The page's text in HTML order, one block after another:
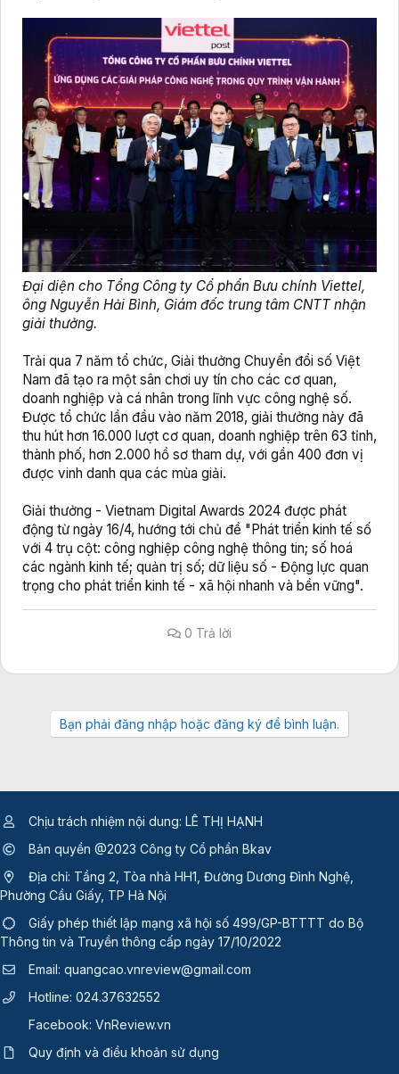
Đại diện cho Tổng Công ty Cổ phẩn Bưu chính Viettel,
ông Nguyễn Hải Bình, Giám đốc trung tâm CNTT nhận
giải thưởng.
Trải qua 7 năm tổ chức, Giải thưởng Chuyển đổi số Việt
Nam đã tạo ra một sân chơi uy tín cho các cơ quan,
doanh nghiệp và cá nhân trong lĩnh vực công nghệ số.
Được tổ chức lần đầu vào năm 2018, giải thưởng này đã
thu hút hơn 16.000 lượt cơ quan, doanh nghiệp trên 63 tỉnh,
thành phố, hơn 2.000 hồ sơ tham dự, với gần 400 đơn vị
được vinh danh qua các mùa giải.
Giải thưởng - Vietnam Digital Awards 2024 được phát
động từ ngày 16/4, hướng tới chủ đề "Phát triển kinh tế số
với 4 trụ cột: công nghiệp công nghệ thông tin; số hoá
các ngành kinh tế; quản trị số; dữ liệu số - Động lực quan
trọng cho phát triển kinh tế - xã hội nhanh và bền vững".
0 Trả lời
Bạn phải đăng nhập hoặc đăng ký để bình luận.
Chịu trách nhiệm nội dung: LÊ THỊ HẠNH
Bản quyền @2023 Công ty Cổ phần Bkav
Địa chỉ: Tầng 2, Tòa nhà HH1, Đường Dương Đình Nghệ,
Phường Cầu Giấy, TP Hà Nội
Giấy phép thiết lập mạng xã hội số 499/GP-BTTTT do Bộ
Thông tin và Truyền thông cấp ngày 17/10/2022
Email: quangcao.vnreview@gmail.com
Hotline: 024.37632552
Facebook: VnReview.vn
Quy định và điều khoản sử dụng